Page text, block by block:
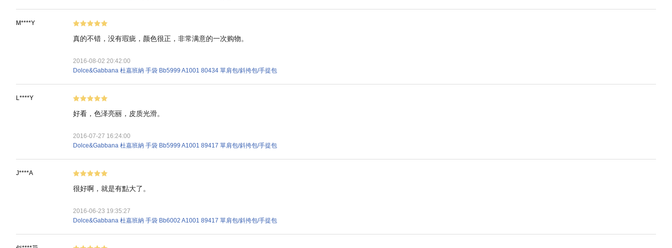
M****Y
真的不错，没有瑕疵，颜色很正，非常满意的一次购物。
2016-08-02 20:42:00
Dolce&Gabbana 杜嘉班納 手袋 Bb5999 A1001 80434 單肩包/斜挎包/手提包
L****Y
好看，色泽亮丽，皮质光滑。
2016-07-27 16:24:00
Dolce&Gabbana 杜嘉班納 手袋 Bb5999 A1001 89417 單肩包/斜挎包/手提包
J****A
很好啊，就是有點大了。
2016-06-23 19:35:27
Dolce&Gabbana 杜嘉班納 手袋 Bb6002 A1001 89417 單肩包/斜挎包/手提包